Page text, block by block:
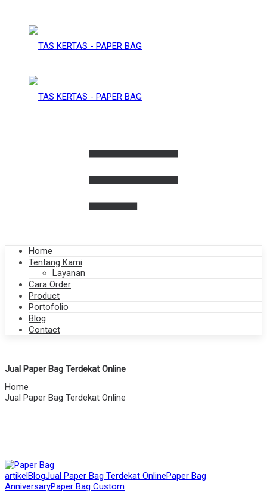
BAG
Home
Tentang Kami
Layanan
Cara Order
Product
Portofolio
Blog
Contact
Jual Paper Bag Terdekat Online
Home
Jual Paper Bag Terdekat Online
Posted
in
artikelBlogJual Paper Bag Terdekat OnlinePaper Bag
AnniversaryPaper Bag Custom